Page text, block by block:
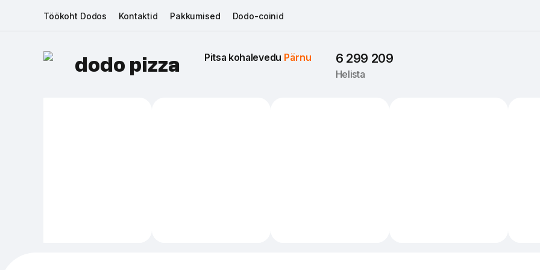
Töökoht Dodos Kontaktid Pakkumised Dodo-coinid
dodo pizza Pitsa kohalevedu Pärnu 6 299 209
Helista